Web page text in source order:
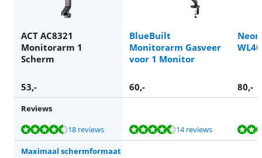
ACT AC8321
Monitorarm 1
Scherm
BlueBuilt
Monitorarm Gasveer
voor 1 Monitor
53,- 60,- 80,-
Reviews
Beoordeling is 8,8 van de 10, gebaseerd op 18 reviews.
18 reviews
Beoordeling is 9,0 van de 10, gebaseerd op 14 reviews.14 reviews
Beoordeling is 8,7 van de 10, gebaseerd op 4 reviews.
Beoordeling is 8,9 van de 10, gebaseerd op 16 reviews.
Beoordeling is 8,1 van de 10, gebaseerd op 308 reviews.
Maximaal schermformaat